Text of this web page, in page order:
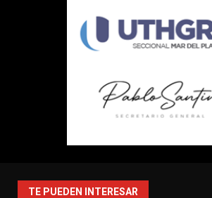
TE PUEDEN INTERESAR